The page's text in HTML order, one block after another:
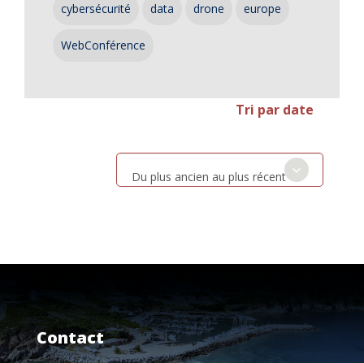
cybersécurité data drone europe
WebConférence
Tri par date
Du plus ancien au plus récent
Contact